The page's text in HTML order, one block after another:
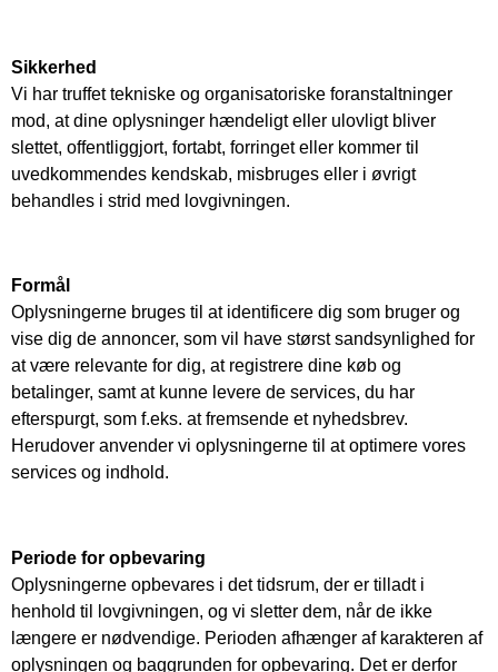
Sikkerhed
Vi har truffet tekniske og organisatoriske foranstaltninger
mod, at dine oplysninger hændeligt eller ulovligt bliver
slettet, offentliggjort, fortabt, forringet eller kommer til
uvedkommendes kendskab, misbruges eller i øvrigt
behandles i strid med lovgivningen.
Formål
Oplysningerne bruges til at identificere dig som bruger og
vise dig de annoncer, som vil have størst sandsynlighed for
at være relevante for dig, at registrere dine køb og
betalinger, samt at kunne levere de services, du har
efterspurgt, som f.eks. at fremsende et nyhedsbrev.
Herudover anvender vi oplysningerne til at optimere vores
services og indhold.
Periode for opbevaring
Oplysningerne opbevares i det tidsrum, der er tilladt i
henhold til lovgivningen, og vi sletter dem, når de ikke
længere er nødvendige. Perioden afhænger af karakteren af
oplysningen og baggrunden for opbevaring. Det er derfor